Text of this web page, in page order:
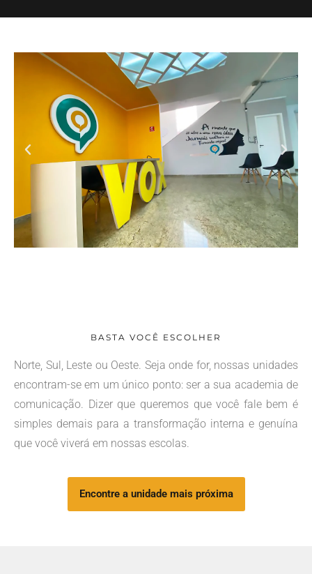
BASTA VOCÊ ESCOLHER
Norte, Sul, Leste ou Oeste. Seja onde for, nossas unidades
encontram-se em um único ponto: ser a sua academia de
comunicação. Dizer que queremos que você fale bem é
simples demais para a transformação interna e genuína
que você viverá em nossas escolas.
Encontre a unidade mais próxima